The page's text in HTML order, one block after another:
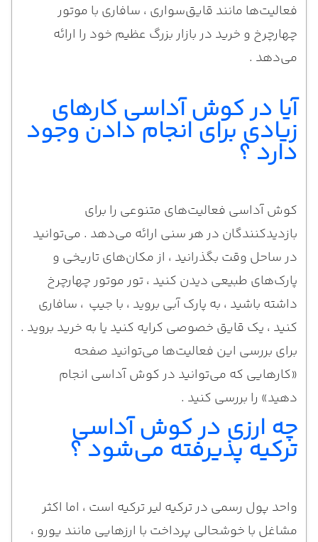
فعالیت‌ها مانند قایق‌سواری ، سافاری با موتور
چهارچرخ و خرید در بازار بزرگ عظیم خود را ارائه
می‌دهد .
آیا در کوش آداسی کارهای
زیادی برای انجام دادن وجود
دارد ؟
کوش آداسی فعالیت‌های متنوعی را برای
بازدیدکنندگان در هر سنی ارائه می‌دهد . می‌توانید
در ساحل وقت بگذرانید ، از مکان‌های تاریخی و
پارک‌های طبیعی دیدن کنید ، تور موتور چهارچرخ
داشته باشید ، به پارک آبی بروید ، با جیپ ، سافاری
کنید ، یک قایق خصوصی کرایه کنید یا به خرید بروید .
برای بررسی این فعالیت‌ها می‌توانید صفحه
«کارهایی که می‌توانید در کوش آداسی انجام
دهید» را بررسی کنید .
چه ارزی در کوش آداسی
ترکیه پذیرفته می‌شود ؟
واحد پول رسمی در ترکیه لیر ترکیه است ، اما اکثر
مشاغل با خوشحالی پرداخت با ارزهایی مانند یورو ،